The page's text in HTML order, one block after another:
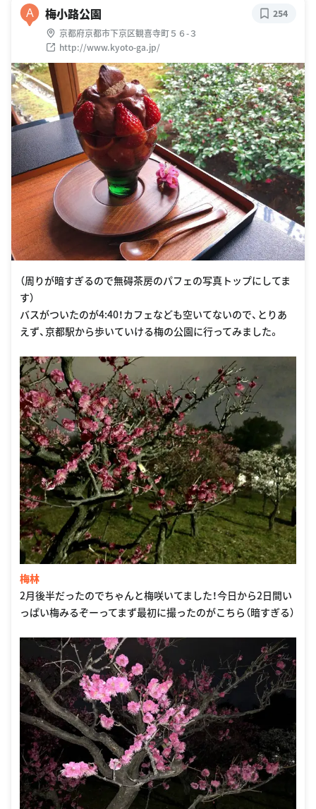
A 梅小路公園
京都府京都市下京区観喜寺町５６-３
http://www.kyoto-ga.jp/
254
（周りが暗すぎるので無碍茶房のパフェの写真トップにしてま
す）
バスがついたのが4:40！カフェなども空いてないので、とりあ
えず、京都駅から歩いていける梅の公園に行ってみました。
梅林
2月後半だったのでちゃんと梅咲いてました！今日から2日間い
っぱい梅みるぞーってまず最初に撮ったのがこちら（暗すぎる）